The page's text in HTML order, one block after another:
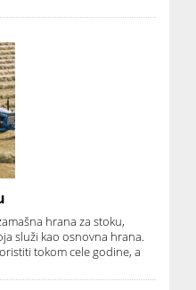
hrana za stoku,
služi kao osnovna hrana.
tokom cele godine, a